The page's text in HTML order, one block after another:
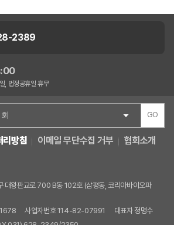
2389
법정공휴일 휴무
GO
리방침 이메일 무단수집 거부 협회소개
대왕판교로 700 B동 102호 (삼평동, 코리아바이오파
사업자번호 114-82-07991
대표자 정명수